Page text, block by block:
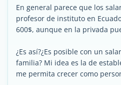
En general parece que los
profesor de instituto en
600$, aunque en la privada
¿Es así?¿Es posible con un
familia? Mi idea es la de
me permita crecer como